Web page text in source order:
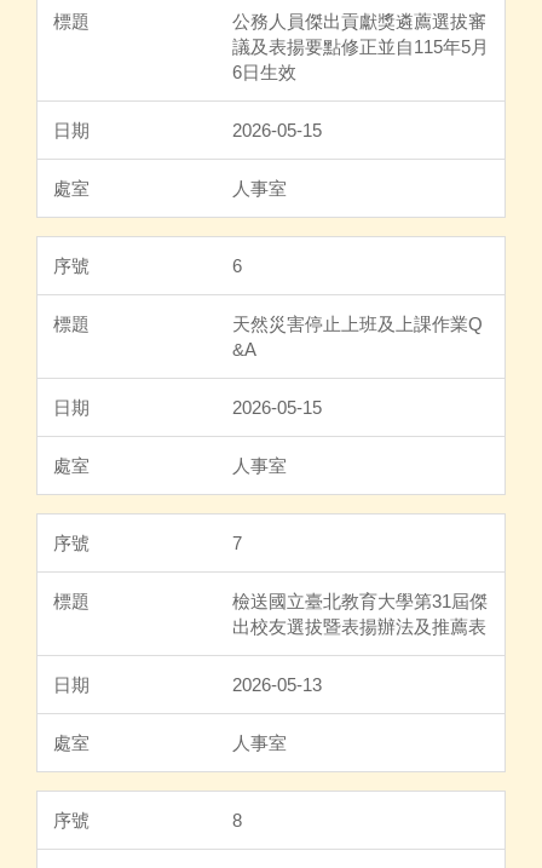
公務人員傑出貢獻獎遴薦選拔審
議及表揚要點修正並自115年5月
6日生效
2026-05-15
人事室
6
天然災害停止上班及上課作業Q
&A
2026-05-15
人事室
7
檢送國立臺北教育大學第31屆傑
出校友選拔暨表揚辦法及推薦表
2026-05-13
人事室
8